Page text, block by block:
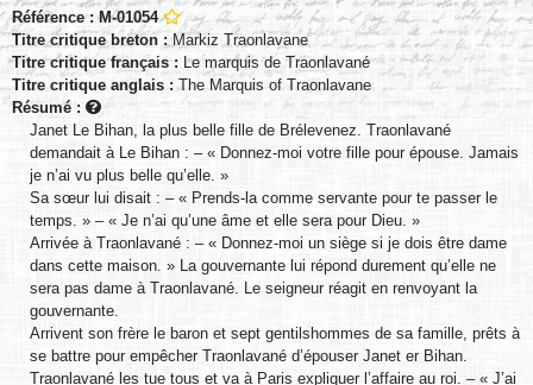
Référence : M-01054
Titre critique breton : Markiz Traonlavane
Titre critique français : Le marquis de Traonlavané
Titre critique anglais : The Marquis of Traonlavane
Résumé :
Janet Le Bihan, la plus belle fille de Brélevenez. Traonlavané
demandait à Le Bihan : – « Donnez-moi votre fille pour épouse. Jamais
je n’ai vu plus belle qu’elle. »
Sa sœur lui disait : – « Prends-la comme servante pour te passer le
temps. » – « Je n’ai qu’une âme et elle sera pour Dieu. »
Arrivée à Traonlavané : – « Donnez-moi un siège si je dois être dame
dans cette maison. » La gouvernante lui répond durement qu’elle ne
sera pas dame à Traonlavané. Le seigneur réagit en renvoyant la
gouvernante.
Arrivent son frère le baron et sept gentilshommes de sa famille, prêts à
se battre pour empêcher Traonlavané d’épouser Janet er Bihan.
Traonlavané les tue tous et va à Paris expliquer l’affaire au roi. – « J’ai